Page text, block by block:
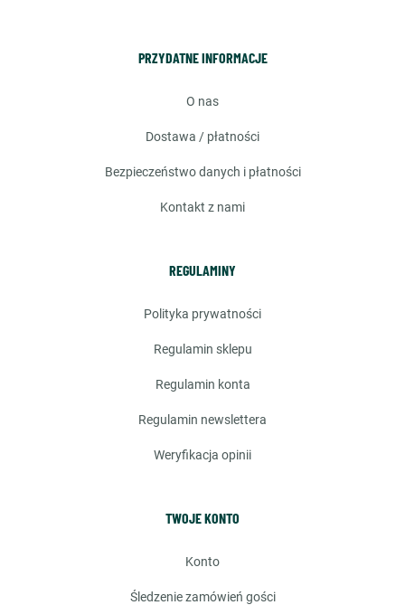
PRZYDATNE INFORMACJE
o nas
dostawa / płatności
bezpieczeństwo danych i płatności
kontakt z nami
REGULAMINY
polityka prywatności
regulamin sklepu
regulamin konta
regulamin newslettera
weryfikacja opinii
TWOJE KONTO
konto
śledzenie zamówień gości